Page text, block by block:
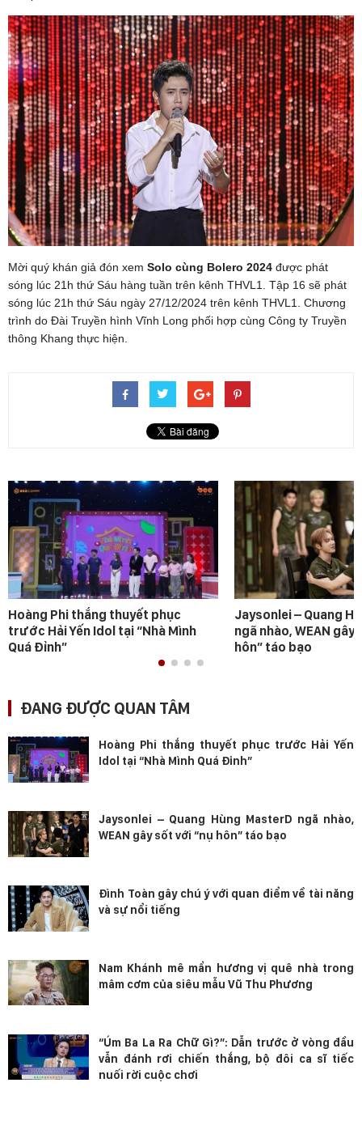
Mời quý khán giả đón xem Solo cùng Bolero 2024 được phát
sóng lúc 21h thứ Sáu hàng tuần trên kênh THVL1. Tập 16 sẽ phát
sóng lúc 21h thứ Sáu ngày 27/12/2024 trên kênh THVL1. Chương
trình do Đài Truyền hình Vĩnh Long phối hợp cùng Công ty Truyền
thông Khang thực hiện.
Hoàng Phi thắng thuyết phục
trước Hải Yến Idol tại “Nhà Mình
Quá Đỉnh”
Jaysonlei – Quang
ngã nhào, WEAN gây
hôn” táo bạo
ĐANG ĐƯỢC QUAN TÂM
Hoàng Phi thắng thuyết phục trước Hải Yến
Idol tại “Nhà Mình Quá Đỉnh”
Jaysonlei – Quang Hùng MasterD ngã nhào,
WEAN gây sốt với “nụ hôn” táo bạo
Đình Toàn gây chú ý với quan điểm về tài năng
và sự nổi tiếng
Nam Khánh mê mẩn hương vị quê nhà trong
mâm cơm của siêu mẫu Vũ Thu Phương
“Úm Ba La Ra Chữ Gì?”: Dẫn trước ở vòng đầu
vẫn đánh rơi chiến thắng, bộ đôi ca sĩ tiếc
nuối rời cuộc chơi